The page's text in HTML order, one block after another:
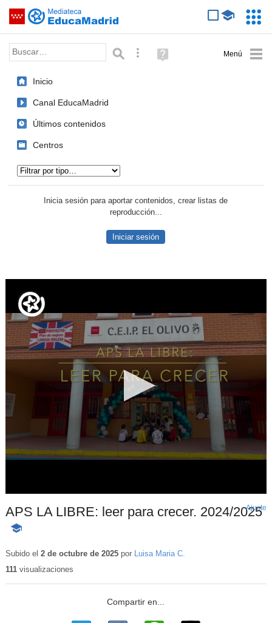
Saltar navegación
Palabra o frase: Búsqueda avanzada
Ayuda
(en
Inicio
Canal EducaMadrid
Últimos contenidos
Centros
Inicia sesión para aportar contenidos, crear listas de
reproducción...
Iniciar sesión
APS LA LIBRE: leer para crecer. 2024/2025
-
educativo
Ajuste
Subido el 2 de octubre de 2025por Luisa Maria C.
111visualizaciones